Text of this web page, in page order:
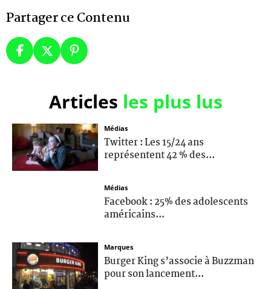
Partager ce Contenu
Articles les plus lus
Médias
Twitter : Les 15/24 ans
représentent 42 % des...
Médias
Facebook : 25% des adolescents
américains...
Marques
Burger King s’associe à Buzzman
pour son lancement...